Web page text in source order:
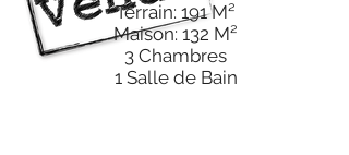
Terrain: 191 M²
Maison: 132 M²
3 Chambres
1 Salle de Bain